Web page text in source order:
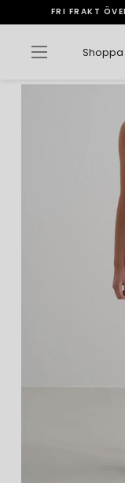
vidare
innehåll
Pausa
bildspelet
FRI FRAKT
Sidnavigering
Shoppa